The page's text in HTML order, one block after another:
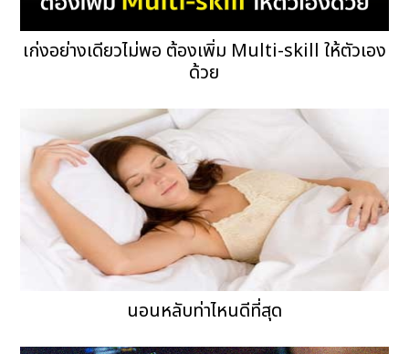
เก่งอย่างเดียวไม่พอ ต้องเพิ่ม Multi-skill ให้ตัวเอง
ด้วย
นอนหลับท่าไหนดีที่สุด